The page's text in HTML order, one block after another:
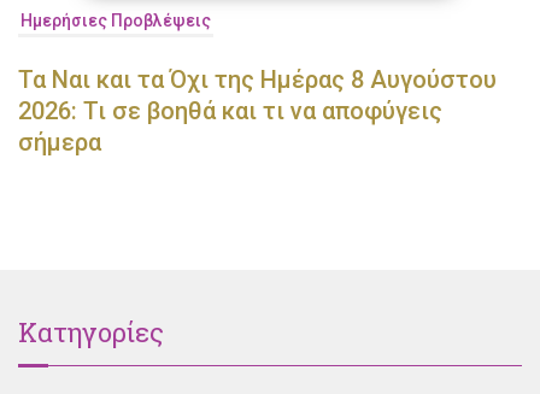
Ημερήσιες Προβλέψεις
Τα Ναι και τα Όχι της Ημέρας 8 Αυγούστου
2026: Τι σε βοηθά και τι να αποφύγεις
σήμερα
Κατηγορίες